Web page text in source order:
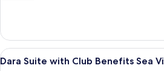
相
片
(Twin
Bed)
Sea
顯
Dara
6
Dara Suite with Club Benefits Sea